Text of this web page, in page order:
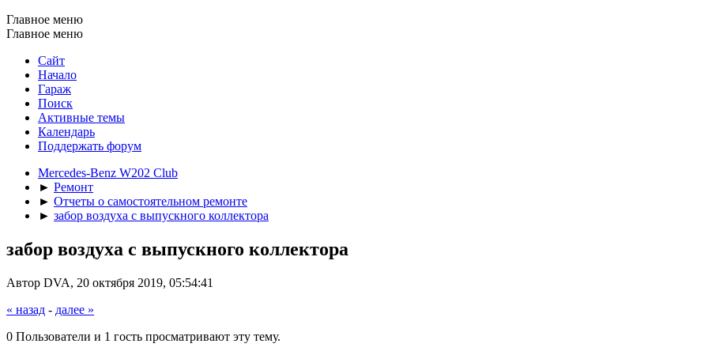
Главное меню
Главное меню
Сайт
Начало
Гараж
Поиск
Активные темы
Календарь
Поддержать форум
Mercedes-Benz W202 Club
► Ремонт
► Отчеты о самостоятельном ремонте
► забор воздуха с выпускного коллектора
забор воздуха с выпускного коллектора
Автор DVA, 20 октября 2019, 05:54:41
« назад - далее »
0 Пользователи и 1 гость просматривают эту тему.